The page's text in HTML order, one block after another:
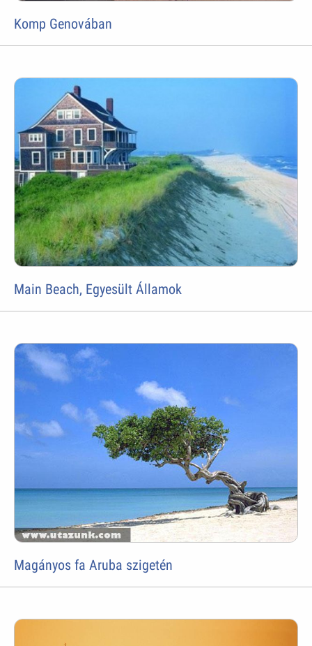
Komp Genovában
Main Beach, Egyesült Államok
Magányos fa Aruba szigetén